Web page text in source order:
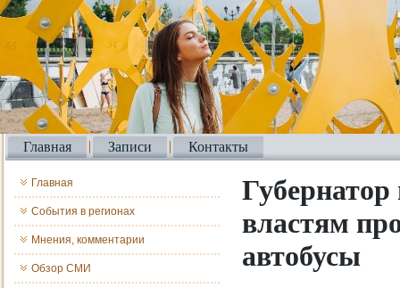
Главная Записи Контакты
Главная
События в регионах
Мнения, комментарии
Обзор СМИ
властям
автобусы